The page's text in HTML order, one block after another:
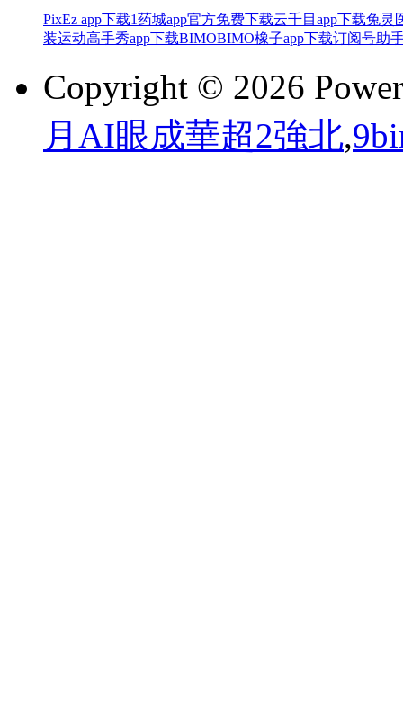
PixEz app下载1药城app官方免费下载云千目app下载兔灵
装运动高手秀app下载BIMOBIMO橡子app下载订阅号助
Copyright © 2026
月AI眼成華超2強北,